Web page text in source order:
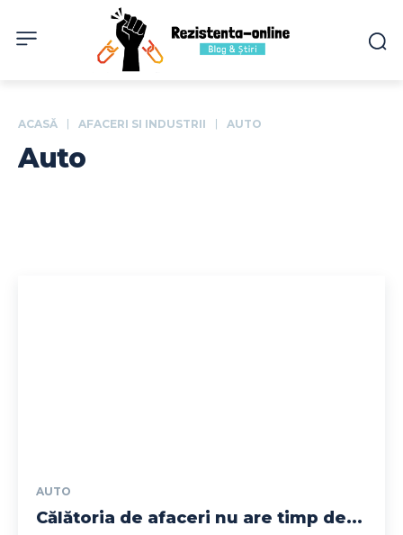
ACASĂ AFACERI SI INDUSTRII AUTO
Auto
AUTO
Călătoria de afaceri nu are timp de...